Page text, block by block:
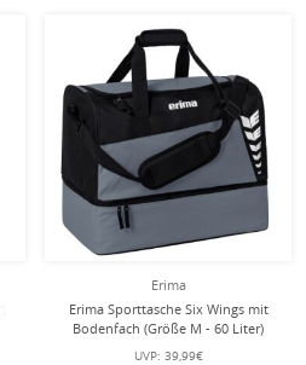
Erima
Erima Sporttasche Six Wings mit
Bodenfach (Größe M - 60 Liter)
grau/schwarz 50x30x40cm
UVP: 39,99€